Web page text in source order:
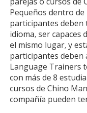
Pequeños dentro
participantes deben
idioma, ser capaces
el mismo lugar, y
participantes deben
Language Trainers
con más de 8
cursos de Chino
compañía pueden